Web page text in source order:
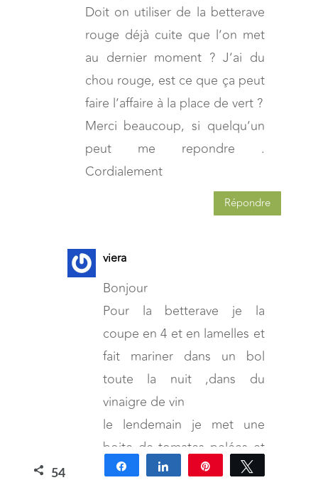
Doit on utiliser de la betterave
rouge déjà cuite que l’on met
au dernier moment ? J’ai du
chou rouge, est ce que ça peut
faire l’affaire à la place de vert ?
Merci beaucoup, si quelqu’un
peut me repondre .
Cordialement
Répondre
viera
Bonjour
Pour la betterave je la
coupe en 4 et en lamelles et
fait mariner dans un bol
toute la nuit ,dans du
vinaigre de vin
le lendemain je met une
boite de tomates pelées et
l’eau ma viande entières, et
54
Partagez Partagez Épingle